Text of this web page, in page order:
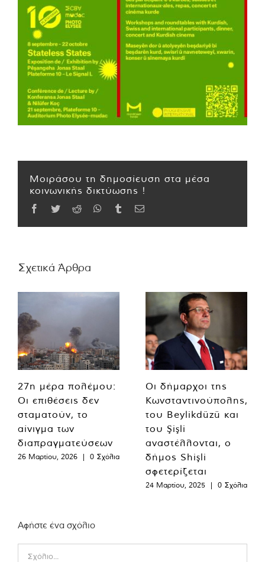
Μοιράσου τη δημοσίευση στα μέσα
κοινωνικής δικτύωσης !
Facebook
TwitterReddit WhatsApp
TumblrEmail
Σχετικά Άρθρα
27η μέρα πολέμου:
Οι επιθέσεις δεν
σταματούν, το
αίνιγμα των
διαπραγματεύσεων
26 Μαρτίου, 2026 | 0 Σχόλια
Οι δήμαρχοι της
Κωνσταντινούπολης,
του Beylikdüzü και
του Şişli
αναστέλλονται, ο
δήμος Shişli
σφετερίζεται
24 Μαρτίου, 2025 | 0 Σχόλια
Αφήστε ένα σχόλιο